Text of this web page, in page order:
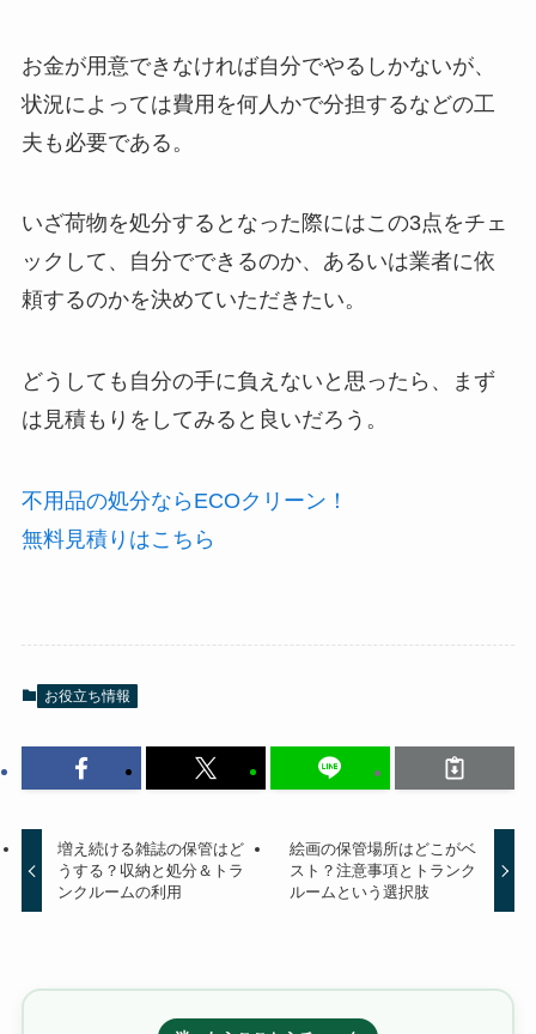
お金が用意できなければ自分でやるしかないが、
状況によっては費用を何人かで分担するなどの工
夫も必要である。
いざ荷物を処分するとなった際にはこの3点をチェ
ックして、自分でできるのか、あるいは業者に依
頼するのかを決めていただきたい。
どうしても自分の手に負えないと思ったら、まず
は見積もりをしてみると良いだろう。
不用品の処分ならECOクリーン！
無料見積りはこちら
お役立ち情報
増え続ける雑誌の保管はど
うする？収納と処分＆トラ
ンクルームの利用
絵画の保管場所はどこがベ
スト？注意事項とトランク
ルームという選択肢